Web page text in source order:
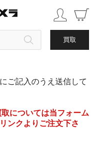
買取
ご記入のうえ送信して
については当フォーム
ンクよりご注文下さ